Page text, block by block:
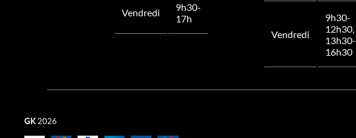
Vendredi
9h30-
17h
Vendredi
9h30-
12h30,
13h30-
16h30
GK 2026